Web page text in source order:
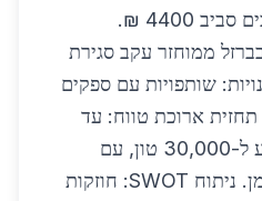
2026, עם מחירים יציבים סביב 4400 ₪.
ממוחזר עקב סגירת
שותפויות עם ספקים
תחזית ארוכת טווח: עד
2027, שוק כרמיאל יגיע ל-30,000 טון, עם
מעבר לפלדה נמוכת פחמן. ניתוח SWOT: חוזקות